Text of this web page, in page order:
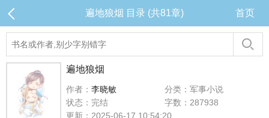
遍地狼烟 目录 (共81章) 首页
遍地狼烟
作者： 李晓敏
分类：军事小说
状态：完结
字数：287938
更新：2025-06-17 10:54:20